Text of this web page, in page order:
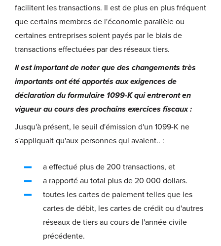
facilitent les transactions. Il est de plus en plus fréquent
que certains membres de l'économie parallèle ou
certaines entreprises soient payés par le biais de
transactions effectuées par des réseaux tiers.
Il est important de noter que des changements très
importants ont été apportés aux exigences de
déclaration du formulaire 1099-K qui entreront en
vigueur au cours des prochains exercices fiscaux :
Jusqu'à présent, le seuil d'émission d'un 1099-K ne
s'appliquait qu'aux personnes qui avaient.. :
a effectué plus de 200 transactions, et
a rapporté au total plus de 20 000 dollars.
toutes les cartes de paiement telles que les
cartes de débit, les cartes de crédit ou d'autres
réseaux de tiers au cours de l'année civile
précédente.